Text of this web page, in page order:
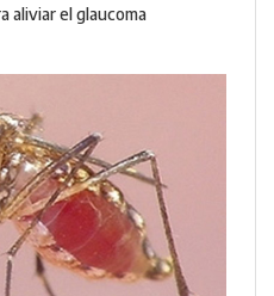
aliviar el glaucoma